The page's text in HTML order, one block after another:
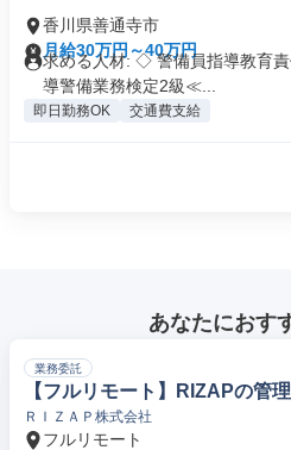
香川県善通寺市
月給30万円～40万円
求める人材: ◇ 警備員指導教育
導警備業務検定2級≪...
即日勤務OK 交通費支給
あなたにおす
業務委託
【フルリモート】RIZAPの管
ＲＩＺＡＰ株式会社
フルリモート